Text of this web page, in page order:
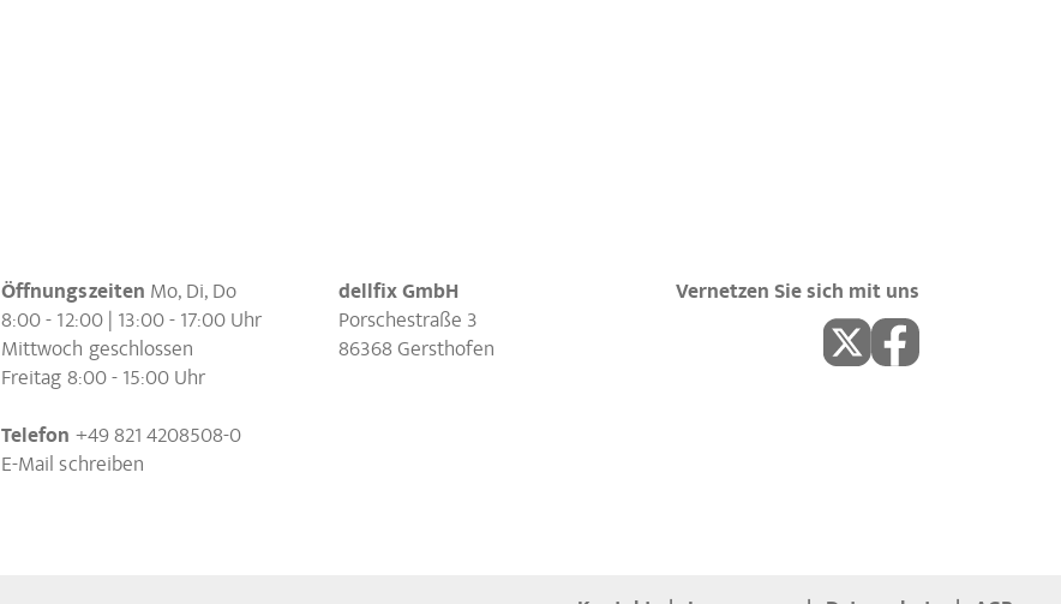
Öffnungszeiten Mo, Di, Do
8:00 - 12:00 | 13:00 - 17:00 Uhr
Mittwoch geschlossen
Freitag 8:00 - 15:00 Uhr
Telefon +49 821 4208508-0
E-Mail schreiben
dellfix GmbH
Porschestraße 3
86368 Gersthofen
Vernetzen Sie sich mit uns